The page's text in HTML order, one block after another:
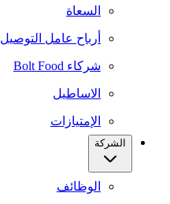
السعاة
أرباح عامل التوصيل
شركاء Bolt Food
الاساطيل
الإمتيازات
الشركة
الوظائف